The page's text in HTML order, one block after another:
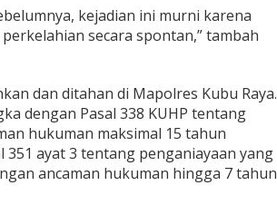
kejadian ini murni karena
secara spontan,” tambah
dan ditahan di Mapolres Kubu Raya.
dengan Pasal 338 KUHP tentang
hukuman maksimal 15 tahun
351 ayat 3 tentang penganiayaan yang
ancaman hukuman hingga 7 tahun